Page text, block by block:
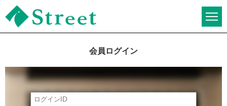
JI-Net_Japan-
Implant_日本最大級
_歯科技工のオーク
ションサイト
会員ログイン